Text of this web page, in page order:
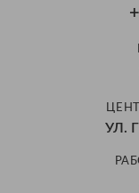
УЛ.